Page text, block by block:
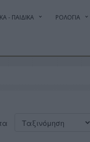
- ΠΑΙΔΙΚΑ ΡΟΛΟΓΙΑ